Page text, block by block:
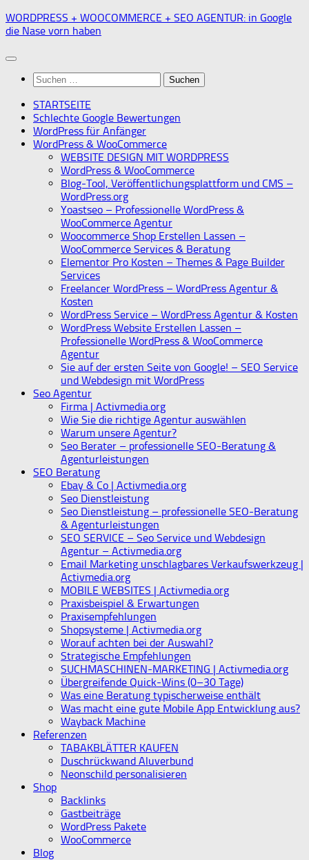
Zum
Inhalt
WORDPRESS + WOOCOMMERCE + SEO AGENTUR: in Google
die Nase vorn haben
Suchen
nach:
STARTSEITE
Schlechte Google Bewertungen
WordPress für Anfänger
WordPress & WooCommerce
WEBSITE DESIGN MIT WORDPRESS
WordPress & WooCommerce
Blog-Tool, Veröffentlichungsplattform und CMS –
WordPress.org
Yoastseo – Professionelle WordPress &
WooCommerce Agentur
Woocommerce Shop Erstellen Lassen –
WooCommerce Services & Beratung
Elementor Pro Kosten – Themes & Page Builder
Services
Freelancer WordPress – WordPress Agentur &
Kosten
WordPress Service – WordPress Agentur & Kosten
WordPress Website Erstellen Lassen –
Professionelle WordPress & WooCommerce
Agentur
Sie auf der ersten Seite von Google! – SEO Service
und Webdesign mit WordPress
Seo Agentur
Firma | Activmedia.org
Wie Sie die richtige Agentur auswählen
Warum unsere Agentur?
Seo Berater – professionelle SEO-Beratung &
Agenturleistungen
SEO Beratung
Ebay & Co | Activmedia.org
Seo Dienstleistung
Seo Dienstleistung – professionelle SEO-Beratung
& Agenturleistungen
SEO SERVICE – Seo Service und Webdesign
Agentur – Activmedia.org
Email Marketing unschlagbares Verkaufswerkzeug |
Activmedia.org
MOBILE WEBSITES | Activmedia.org
Praxisbeispiel & Erwartungen
Praxisempfehlungen
Shopsysteme | Activmedia.org
Worauf achten bei der Auswahl?
Strategische Empfehlungen
SUCHMASCHINEN-MARKETING | Activmedia.org
Übergreifende Quick-Wins (0–30 Tage)
Was eine Beratung typischerweise enthält
Was macht eine gute Mobile App Entwicklung aus?
Wayback Machine
Referenzen
TABAKBLÄTTER KAUFEN
Duschrückwand Aluverbund
Neonschild personalisieren
Shop
Backlinks
Gastbeiträge
WordPress Pakete
WooCommerce
Blog